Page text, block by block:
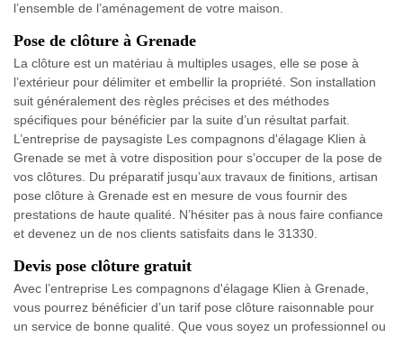
l’ensemble de l’aménagement de votre maison.
Pose de clôture à Grenade
La clôture est un matériau à multiples usages, elle se pose à
l’extérieur pour délimiter et embellir la propriété. Son installation
suit généralement des règles précises et des méthodes
spécifiques pour bénéficier par la suite d’un résultat parfait.
L’entreprise de paysagiste Les compagnons d'élagage Klien à
Grenade se met à votre disposition pour s’occuper de la pose de
vos clôtures. Du préparatif jusqu’aux travaux de finitions, artisan
pose clôture à Grenade est en mesure de vous fournir des
prestations de haute qualité. N’hésiter pas à nous faire confiance
et devenez un de nos clients satisfaits dans le 31330.
Devis pose clôture gratuit
Avec l’entreprise Les compagnons d'élagage Klien à Grenade,
vous pourrez bénéficier d’un tarif pose clôture raisonnable pour
un service de bonne qualité. Que vous soyez un professionnel ou